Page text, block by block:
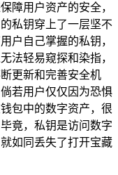
障用户资产的安全，
私钥穿上了一层坚不
户自己掌握的私钥，
法轻易窥探和染指，
更新和完善安全机
若用户仅仅因为恐惧
包中的数字资产，很
竟，私钥是访问数字
如同丢失了打开宝藏